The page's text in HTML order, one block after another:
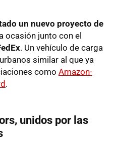
un nuevo proyecto de
ocasión junto con el
. Un vehículo de carga
similar al que ya
como Amazon-
.
unidos por las